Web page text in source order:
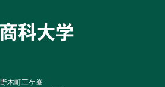
木町三ケ峯